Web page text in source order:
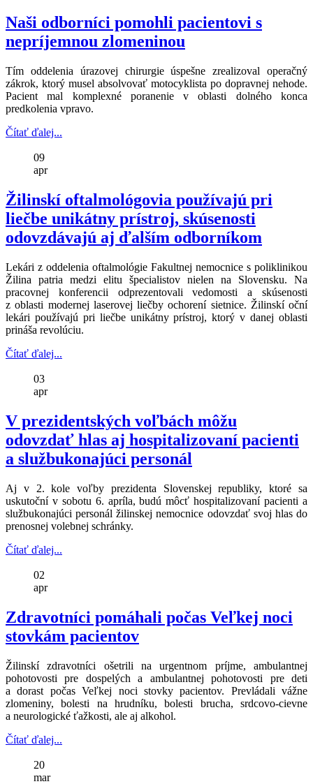
Naši odborníci pomohli pacientovi s
nepríjemnou zlomeninou
Tím oddelenia úrazovej chirurgie úspešne zrealizoval operačný
zákrok, ktorý musel absolvovať motocyklista po dopravnej nehode.
Pacient mal komplexné poranenie v oblasti dolného konca
predkolenia vpravo.
Čítať ďalej...
09
apr
Žilinskí oftalmológovia používajú pri
liečbe unikátny prístroj, skúsenosti
odovzdávajú aj ďalším odborníkom
Lekári z oddelenia oftalmológie Fakultnej nemocnice s poliklinikou
Žilina patria medzi elitu špecialistov nielen na Slovensku. Na
pracovnej konferencii odprezentovali vedomosti a skúsenosti
z oblasti modernej laserovej liečby ochorení sietnice. Žilinskí oční
lekári používajú pri liečbe unikátny prístroj, ktorý v danej oblasti
prináša revolúciu.
Čítať ďalej...
03
apr
V prezidentských voľbách môžu
odovzdať hlas aj hospitalizovaní pacienti
a službukonajúci personál
Aj v 2. kole voľby prezidenta Slovenskej republiky, ktoré sa
uskutoční v sobotu 6. apríla, budú môcť hospitalizovaní pacienti a
službukonajúci personál žilinskej nemocnice odovzdať svoj hlas do
prenosnej volebnej schránky.
Čítať ďalej...
02
apr
Zdravotníci pomáhali počas Veľkej noci
stovkám pacientov
Žilinskí zdravotníci ošetrili na urgentnom príjme, ambulantnej
pohotovosti pre dospelých a ambulantnej pohotovosti pre deti
a dorast počas Veľkej noci stovky pacientov. Prevládali vážne
zlomeniny, bolesti na hrudníku, bolesti brucha, srdcovo-cievne
a neurologické ťažkosti, ale aj alkohol.
Čítať ďalej...
20
mar